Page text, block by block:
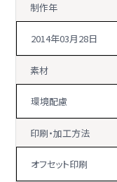
制作年
2014年03月28日
素材
環境配慮
印刷・加工方法
オフセット印刷